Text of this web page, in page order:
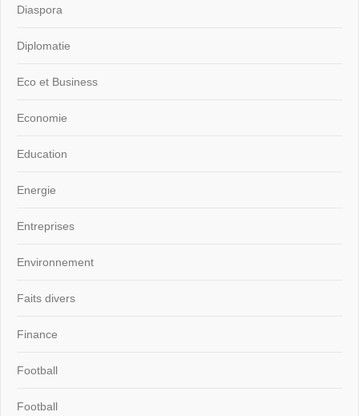
Diaspora
Diplomatie
Eco et Business
Economie
Education
Energie
Entreprises
Environnement
Faits divers
Finance
Football
Football